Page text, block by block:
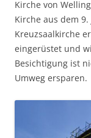
Kirche von
Kirche aus dem
Kreuzsaalkirche
eingerüstet und
Besichtigung ist
Umweg ersparen.